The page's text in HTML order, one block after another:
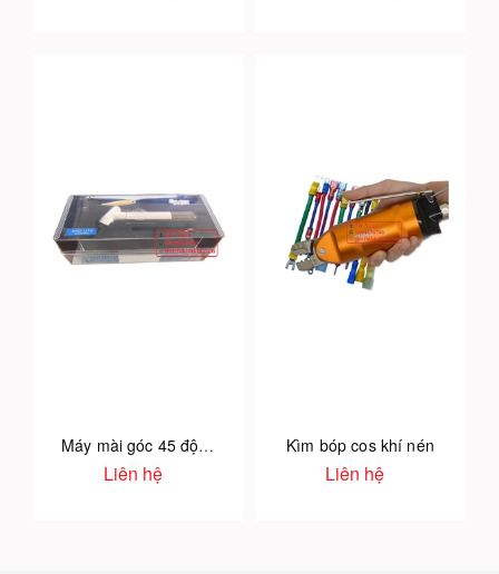
Máy mài góc 45 độ MAG-121N
Liên hệ
Kìm bóp cos khí nén
Liên hệ